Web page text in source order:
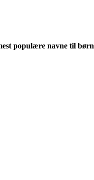
populære navne til børn